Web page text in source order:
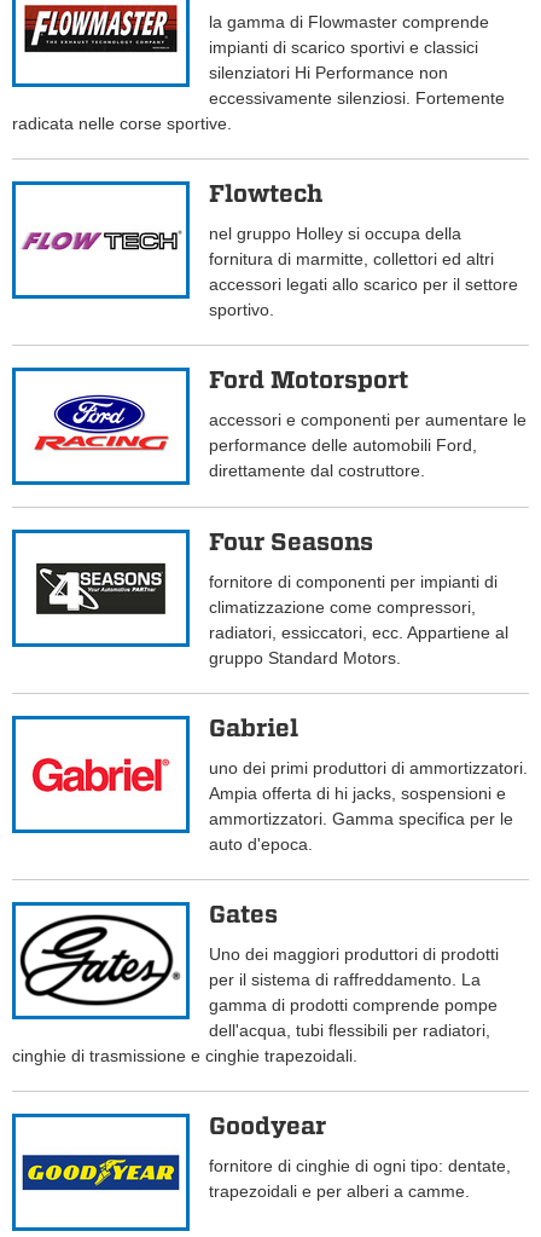
la gamma di Flowmaster comprende
impianti di scarico sportivi e classici
silenziatori Hi Performance non
eccessivamente silenziosi. Fortemente
radicata nelle corse sportive.
Flowtech
nel gruppo Holley si occupa della
fornitura di marmitte, collettori ed altri
accessori legati allo scarico per il settore
sportivo.
Ford Motorsport
accessori e componenti per aumentare le
performance delle automobili Ford,
direttamente dal costruttore.
Four Seasons
fornitore di componenti per impianti di
climatizzazione come compressori,
radiatori, essiccatori, ecc. Appartiene al
gruppo Standard Motors.
Gabriel
uno dei primi produttori di ammortizzatori.
Ampia offerta di hi jacks, sospensioni e
ammortizzatori. Gamma specifica per le
auto d'epoca.
Gates
Uno dei maggiori produttori di prodotti
per il sistema di raffreddamento. La
gamma di prodotti comprende pompe
dell'acqua, tubi flessibili per radiatori,
cinghie di trasmissione e cinghie trapezoidali.
Goodyear
fornitore di cinghie di ogni tipo: dentate,
trapezoidali e per alberi a camme.